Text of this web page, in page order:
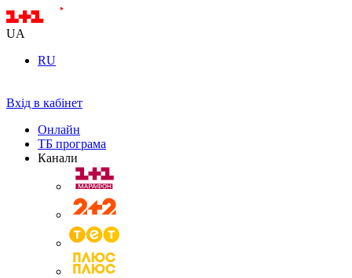
UA
RU
Вхід в кабінет
Онлайн
ТБ програма
Канали